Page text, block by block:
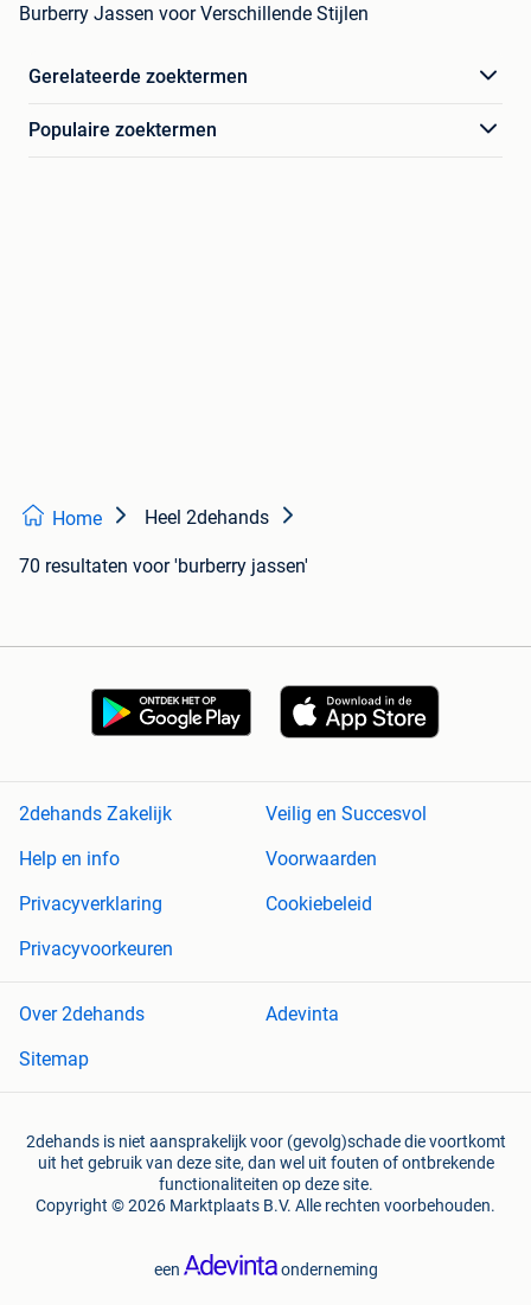
Burberry Jassen voor Verschillende Stijlen
Gerelateerde zoektermen
Populaire zoektermen
Home Heel 2dehands
70 resultaten voor 'burberry jassen'
2dehands Zakelijk
Veilig en Succesvol
Help en info
Voorwaarden
Privacyverklaring
Cookiebeleid
Privacyvoorkeuren
Over 2dehands
Adevinta
Sitemap
2dehands is niet aansprakelijk voor (gevolg)schade die voortkomt
uit het gebruik van deze site, dan wel uit fouten of ontbrekende
functionaliteiten op deze site.
Copyright © 2026 Marktplaats B.V. Alle rechten voorbehouden.
een onderneming